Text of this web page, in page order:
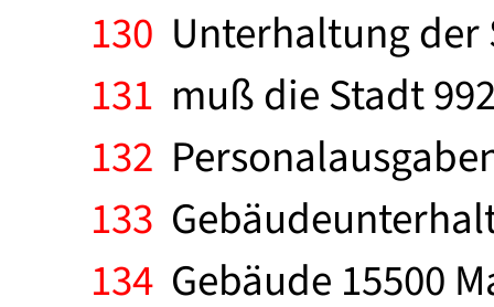
130 Unterhaltung der
131 muß die Stadt
132
133
134 Gebäude 15500